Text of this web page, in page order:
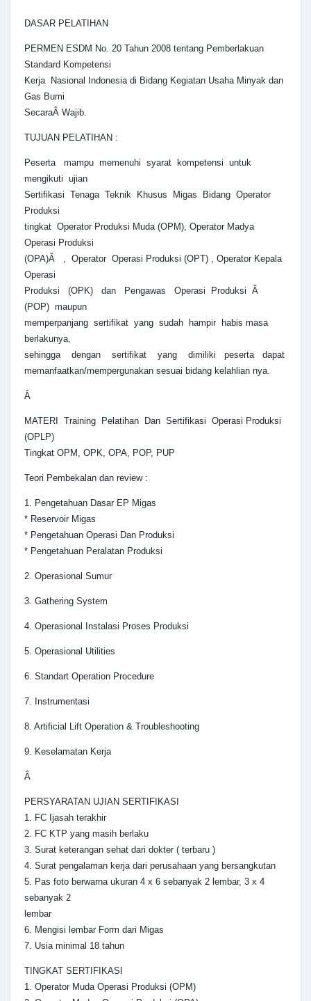
DASAR PELATIHAN
PERMEN ESDM No. 20 Tahun 2008 tentang Pemberlakuan
Standard Kompetensi
Kerja Nasional Indonesia di Bidang Kegiatan Usaha Minyak dan
Gas Bumi
SecaraÂ Wajib.
TUJUAN PELATIHAN :
Peserta mampu memenuhi syarat kompetensi untuk
mengikuti ujian
Sertifikasi Tenaga Teknik Khusus Migas Bidang Operator
Produksi
tingkat Operator Produksi Muda (OPM), Operator Madya
Operasi Produksi
(OPA)Â , Operator Operasi Produksi (OPT) , Operator Kepala
Operasi
Produksi (OPK) dan Pengawas Operasi Produksi Â
(POP) maupun
memperpanjang sertifikat yang sudah hampir habis masa
berlakunya,
sehingga dengan sertifikat yang dimiliki peserta dapat
memanfaatkan/mempergunakan sesuai bidang kelahlian nya.
Â
MATERI Training Pelatihan Dan Sertifikasi Operasi Produksi
(OPLP)
Tingkat OPM, OPK, OPA, POP, PUP
Teori Pembekalan dan review :
1. Pengetahuan Dasar EP Migas
* Reservoir Migas
* Pengetahuan Operasi Dan Produksi
* Pengetahuan Peralatan Produksi
2. Operasional Sumur
3. Gathering System
4. Operasional Instalasi Proses Produksi
5. Operasional Utilities
6. Standart Operation Procedure
7. Instrumentasi
8. Artificial Lift Operation & Troubleshooting
9. Keselamatan Kerja
Â
PERSYARATAN UJIAN SERTIFIKASI
1. FC Ijasah terakhir
2. FC KTP yang masih berlaku
3. Surat keterangan sehat dari dokter ( terbaru )
4. Surat pengalaman kerja dari perusahaan yang bersangkutan
5. Pas foto berwarna ukuran 4 x 6 sebanyak 2 lembar, 3 x 4
sebanyak 2
lembar
6. Mengisi lembar Form dari Migas
7. Usia minimal 18 tahun
TINGKAT SERTIFIKASI
1. Operator Muda Operasi Produksi (OPM)